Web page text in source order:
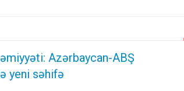
Azərbaycan-ABŞ
yeni səhifə